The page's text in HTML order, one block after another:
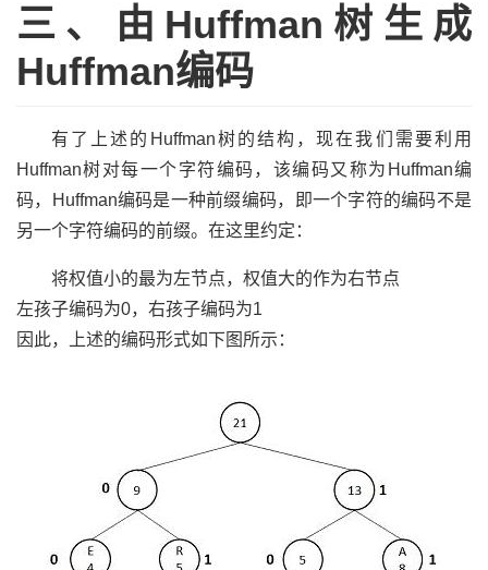
三、由Huffman树生成
Huffman编码
有了上述的Huffman树的结构，现在我们需要利用
Huffman树对每一个字符编码，该编码又称为Huffman编
码，Huffman编码是一种前缀编码，即一个字符的编码不是
另一个字符编码的前缀。在这里约定：
将权值小的最为左节点，权值大的作为右节点
左孩子编码为0，右孩子编码为1
因此，上述的编码形式如下图所示：